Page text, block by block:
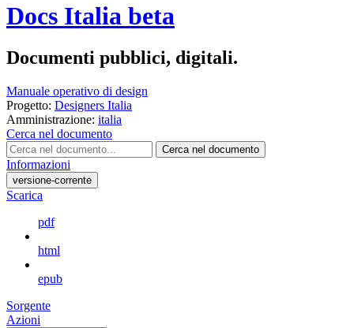
Docs Italia beta
Documenti pubblici, digitali.
Manuale operativo di design
Progetto: Designers Italia
Amministrazione: italia
Cerca nel documento
Cerca nel documento
Informazioni
versione-corrente
Scarica
pdf
html
epub
Sorgente
Azioni